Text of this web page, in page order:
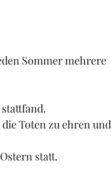
Sommer mehrere
Toten zu ehren und
statt.